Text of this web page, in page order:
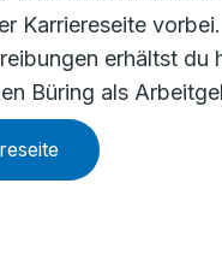
Karriereseite
erhältst du
Büring als